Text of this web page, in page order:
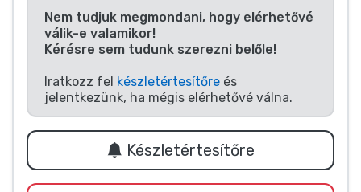
Nem tudjuk megmondani, hogy elérhetővé
válik-e valamikor!
Kérésre sem tudunk szerezni belőle!
Iratkozz fel készletértesítőre és
jelentkezünk, ha mégis elérhetővé válna.
Készletértesítőre
Terméktípusok
Márkák